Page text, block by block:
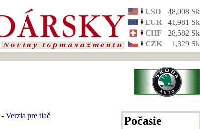
USD
48,008 Sk
EUR
41,981 Sk
CHF
28,582 Sk
CZK
1,329 Sk
Verzia pre tlač Počasie